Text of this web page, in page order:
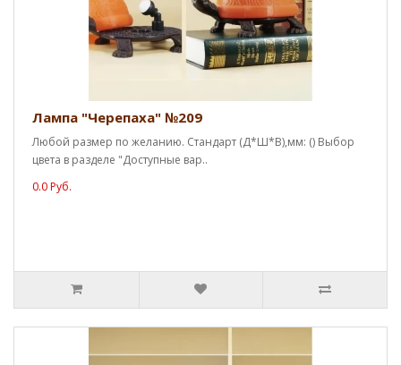
Лампа "Черепаха" №209
Любой размер по желанию. Стандарт (Д*Ш*В),мм: () Выбор
цвета в разделе "Доступные вар..
0.0 Руб.